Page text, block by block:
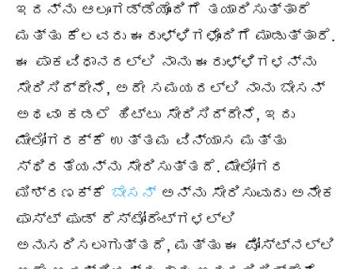
ಇದನ್ನು ಆಲೂಗಡ್ಡೆಯೊಂದಿಗೆ ತಯಾರಿಸುತ್ತಾರೆ
ಮತ್ತು ಕೆಲವರು ಈರುಳ್ಳಿಗಳೊಂದಿಗೆ ಮಾಡುತ್ತಾರೆ.
ಈ ಪಾಕವಿಧಾನದಲ್ಲಿ ನಾನು ಈರುಳ್ಳಿಗಳನ್ನು
ಸೇರಿಸಿದ್ದೇನೆ, ಅದೇ ಸಮಯದಲ್ಲಿ ನಾನು ಬೇಸನ್
ಅಥವಾ ಕಡಲೆ ಹಿಟ್ಟು ಸೇರಿಸಿದ್ದೇನೆ, ಇದು
ಮೇಲೋಗರಕ್ಕೆ ಉತ್ತಮ ವಿನ್ಯಾಸ ಮತ್ತು
ಸ್ಥಿರತೆಯನ್ನು ಸೇರಿಸುತ್ತದೆ. ಮೇಲೋಗರ
ಮಿಶ್ರಣಕ್ಕೆ ಬೇಸನ್ ಅನ್ನು ಸೇರಿಸುವುದು ಅನೇಕ
ಫಾಸ್ಟ್ ಫುಡ್ ರೆಸ್ಟೋರೆಂಟ್ಗಳಲ್ಲಿ
ಅನುಸರಿಸಲಾಗುತ್ತದೆ, ಮತ್ತು ಈ ಪೋಸ್ಟ್ನಲ್ಲಿ